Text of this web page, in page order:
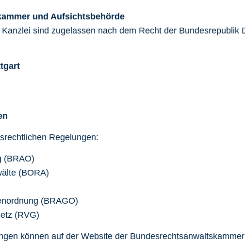
und Aufsichtsbehörde
sind zugelassen nach dem Recht der
Regelungen:
(BRAO)
(BORA)
(BRAGO)
(RVG)
können auf der Website der